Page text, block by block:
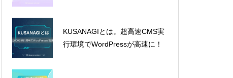
KUSANAGIとは。超高速CMS実
行環境でWordPressが高速に！